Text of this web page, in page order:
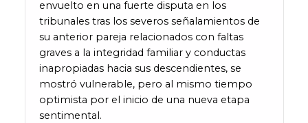
envuelto en una fuerte disputa en los
tribunales tras los severos señalamientos de
su anterior pareja relacionados con faltas
graves a la integridad familiar y conductas
inapropiadas hacia sus descendientes, se
mostró vulnerable, pero al mismo tiempo
optimista por el inicio de una nueva etapa
sentimental.